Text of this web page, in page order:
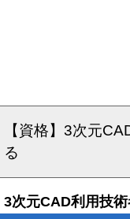
【資格】3次元
る
3次元CAD利用技